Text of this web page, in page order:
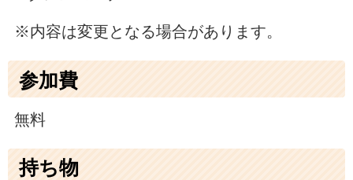
※内容は変更となる場合があります。
参加費
無料
持ち物